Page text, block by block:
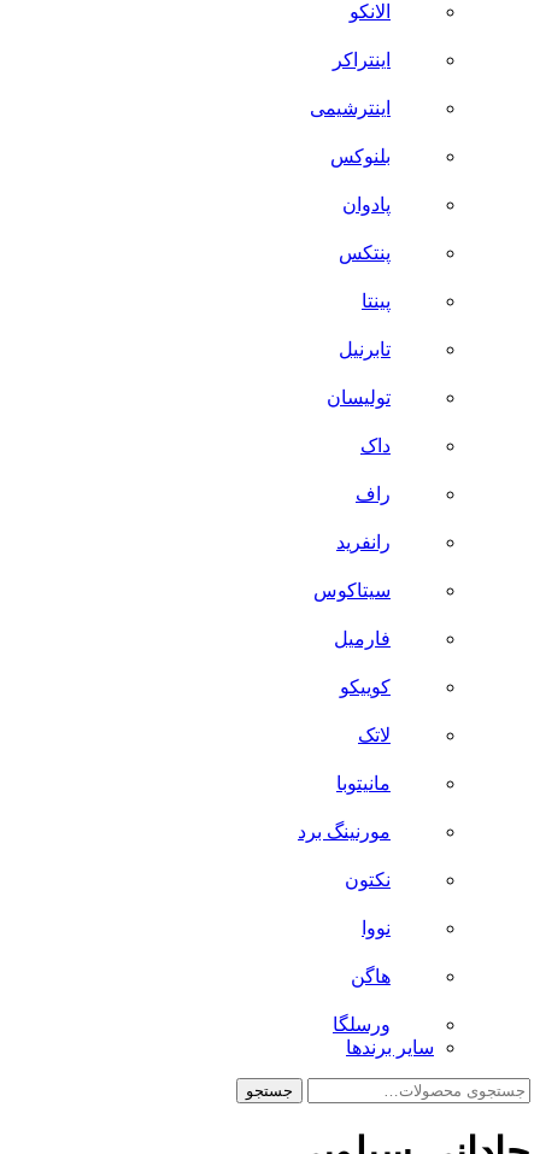
الانکو
اینتراکر
اینترشیمی
بلنوکس
پادوان
پنتکس
پینتا
تابرنیل
تولیسان
داک
راف
رانفرید
سیتاکوس
فارمیل
کوییکو
لاتک
مانیتوبا
مورنینگ برد
نکتون
نووا
هاگن
ورسلگا
سایر برند‌ها
جستجو
جستجو